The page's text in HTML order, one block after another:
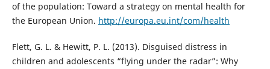
of the population: Toward a strategy on mental health for
the European Union. http://europa.eu.int/com/health
Flett, G. L. & Hewitt, P. L. (2013). Disguised distress in
children and adolescents “flying under the radar”: Why